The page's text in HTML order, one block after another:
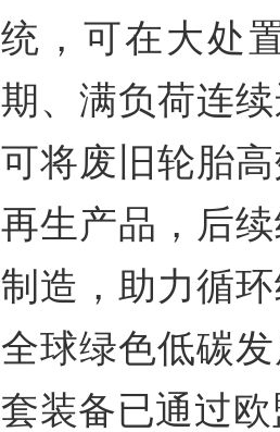
统，可在大处
期、满负荷连
可将废旧轮胎
再生产品，后
制造，助力循
全球绿色低碳
套装备已通过欧